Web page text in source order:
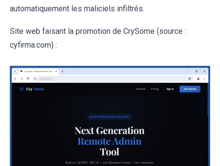
automatiquement les maliciels infiltrés.
Site web faisant la promotion de CrySome (source :
cyfirma.com) :